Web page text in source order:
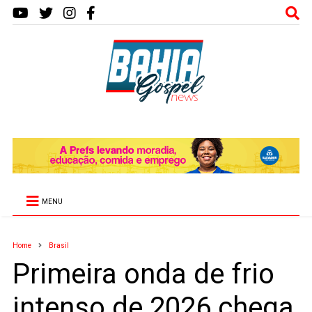
MENU
Home Brasil
Primeira onda de frio